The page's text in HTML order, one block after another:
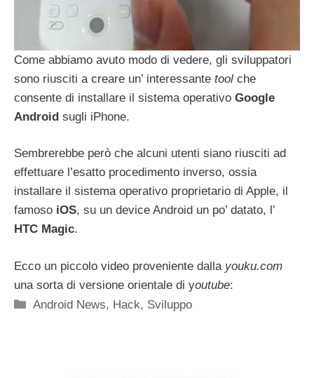
Come abbiamo avuto modo di vedere, gli sviluppatori
sono riusciti a creare un’ interessante tool che
consente di installare il sistema operativo Google
Android sugli iPhone.
Sembrerebbe però che alcuni utenti siano riusciti ad
effettuare l’esatto procedimento inverso, ossia
installare il sistema operativo proprietario di Apple, il
famoso iOS, su un device Android un po’ datato, l’
HTC Magic.
Ecco un piccolo video proveniente dalla youku.com
una sorta di versione orientale di youtube:
Categorie
Android News, Hack, Sviluppo